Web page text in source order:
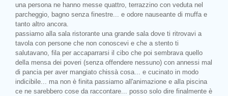
una persona ne hanno messe quattro, terrazzino con veduta nel
parcheggio, bagno senza finestre... e odore nauseante di muffa e
tanto altro ancora.
passiamo alla sala ristorante una grande sala dove ti ritrovavi a
tavola con persone che non conoscevi e che a stento ti
salutavano, fila per accaparrarsi il cibo che poi sembrava quello
della mensa dei poveri (senza offendere nessuno) con annessi mal
di pancia per aver mangiato chissà cosa... e cucinato in modo
indicibile... ma non è finita passiamo all'animazione e alla piscina
ce ne sarebbero cose da raccontare... posso solo dire finalmente è